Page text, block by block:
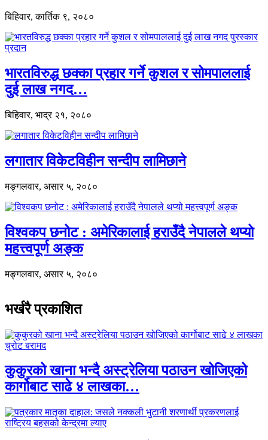
बिहिवार, कार्तिक ९, २०८०
भारतविरुद्ध छक्का प्रहार गर्ने कुशल र सोमपाललाई
दुई लाख नगद…
बिहिवार, भाद्र २१, २०८०
लगातार विकेटविहीन सन्दीप लामिछाने
मङ्गलवार, असार ५, २०८०
विश्वकप छनोट : अमेरिकालाई हराउँदै नेपालले थप्यो
महत्त्वपूर्ण अङ्क
मङ्गलवार, असार ५, २०८०
भर्खरै प्रकाशित
कुकुरको खाना भन्दै अस्ट्रेलिया पठाउन खोजिएको
कार्गोबाट साढे ४ लाखका…